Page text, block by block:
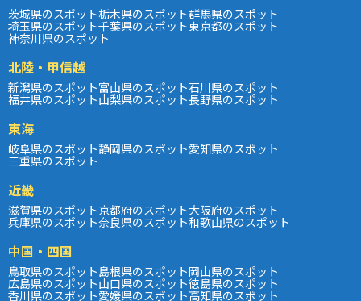
茨城県のスポット栃木県のスポット群馬県のスポット
埼玉県のスポット千葉県のスポット東京都のスポット
神奈川県のスポット
北陸・甲信越
新潟県のスポット富山県のスポット石川県のスポット
福井県のスポット山梨県のスポット長野県のスポット
東海
岐阜県のスポット静岡県のスポット愛知県のスポット
三重県のスポット
近畿
滋賀県のスポット京都府のスポット大阪府のスポット
兵庫県のスポット奈良県のスポット和歌山県のスポット
中国・四国
鳥取県のスポット島根県のスポット岡山県のスポット
広島県のスポット山口県のスポット徳島県のスポット
香川県のスポット愛媛県のスポット高知県のスポット